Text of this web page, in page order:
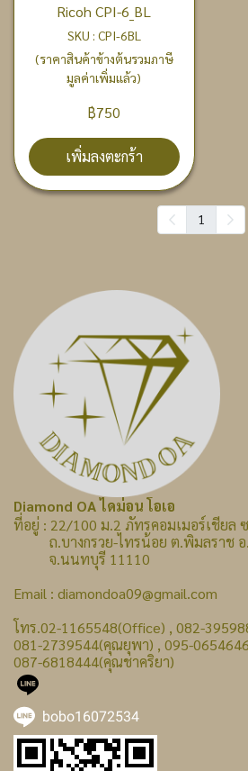
Ricoh CPI-6_BL
SKU : CPI-6BL
(ราคาสินค้าข้างต้นรวมภาษี
มูลค่าเพิ่มแล้ว)
฿750
เพิ่มลงตะกร้า
1
Diamond OA ไดม่อน โอเอ
ที่อยู่ : 22/100 ม.2 ภัทรคอมเมอร์เชียล
ถ.บางกรวย-ไทรน้อย ต.พิมลราช อ.
จ.นนทบุรี 11110
Email : diamondoa09@gmail.com
โทร.02-1165548(Office) , 082-
081-2739544(คุณยุพา) , 095-
087-6818444(คุณชาคริยา)
bobo16072534